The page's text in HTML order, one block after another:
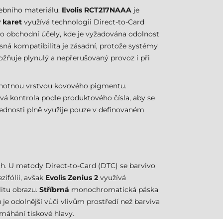
materiálu. Evolis RCT217NAAA je
karet využívá technologii Direct-to-Card
obchodní účely, kde je vyžadována odolnost
kompatibilita je zásadní, protože systémy
plynulý a nepřerušovaný provoz i při
vrstvou kovového pigmentu.
kontrola podle produktového čísla, aby se
plně využije pouze v definovaném
U metody Direct-to-Card (DTC) se barvivo
avšak Evolis Zenius 2 využívá
obrazu. Stříbrná monochromatická páska
odolnější vůči vlivům prostředí než barviva
tiskové hlavy.